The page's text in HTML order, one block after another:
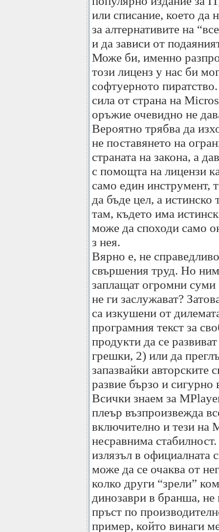
или списание, което да
за алтернативите на
и да зависи от
Може би, именно
този лиценз у нас би
софтуерното
сила от страна на
оръжие очевидно не
Вероятно трябва да
не поставянето на
страната на закона, а
с помощта на лицензи
само един инструмент,
да бъде цел, а
там, където има
може да споходи само
з нея.
Вярно е, не
свършения труд. Но
заплащат огромни суми
не ги заслужават?
са изкушени от
програмния текст за
продукти да се
грешки, 2) или да
запазвайки авторските
развие бързо и сигурно
Всички знаем за
плеър възпроизвежда
включително и тези на
несравнима
излязъл в официалната
може да се очаква от
колко други “зрели”
динозаври в бранша,
пръст по
пример, който винаги